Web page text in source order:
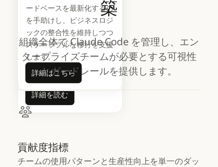
方法をどのように変えつつ
あるのでしょうか。そして
エンジニアリングリーダー
は 2026 年に何を期待すべ
きでしょうか？当社は業界
全体で出現している傾向を
分析しました。
詳細を読む
ードベースを最新化するの
を手助けし、ビジネスロジ
ックの整合性を維持しつつ
スケーラブルな移行を支援
します。
詳細はこちら
詳細はこちら
築
組織全体で Claude Code を管理し、エン
タープライズチームが必要とする可視性
とガードレールを提供します。
貢献度指標
チームの使用パターンと生産性向上を単一のダッ